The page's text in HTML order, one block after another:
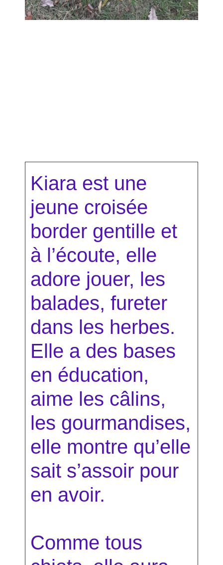
Kiara est une
jeune croisée
border gentille et
à l’écoute, elle
adore jouer, les
balades, fureter
dans les herbes.
Elle a des bases
en éducation,
aime les câlins,
les gourmandises,
elle montre qu’elle
sait s’assoir pour
en avoir.
Comme tous